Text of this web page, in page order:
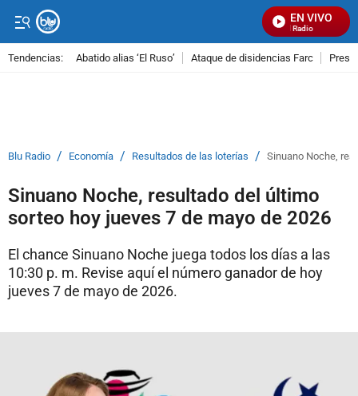
EN VIVO
Señal Visual Radio
Tendencias: Abatido alias ‘El Ruso’ Ataque de disidencias Farc
Blu Radio / Economía / Resultados de las loterías / Sinuano Noche,
Sinuano Noche, resultado del último
sorteo hoy jueves 7 de mayo de 2026
El chance Sinuano Noche juega todos los días a las
10:30 p. m. Revise aquí el número ganador de hoy
jueves 7 de mayo de 2026.